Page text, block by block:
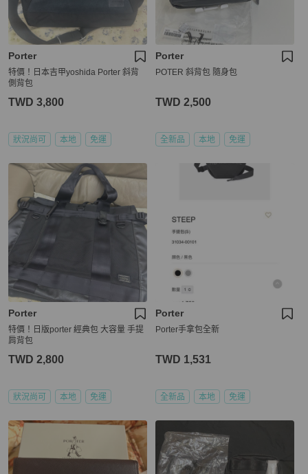
Porter
特價！日本吉甲yoshida Porter 斜背
側背包
TWD 3,800
狀況尚可 本地 免運
Porter
POTER 斜背包 隨身包
TWD 2,500
全新品 本地 免運
Porter
特價！日版porter 經典包 大容量 手提
肩背包
TWD 2,800
狀況尚可 本地 免運
Porter
Porter手拿包全新
TWD 1,531
全新品 本地 免運